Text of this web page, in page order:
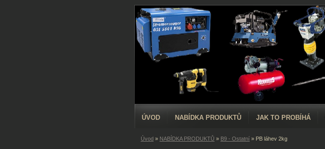
ÚVOD NABÍDKA PRODUKTŮ JAK TO PROBÍHÁ
Úvod » NABÍDKA PRODUKTŮ » B9 - Ostatní » PB láhev 2kg